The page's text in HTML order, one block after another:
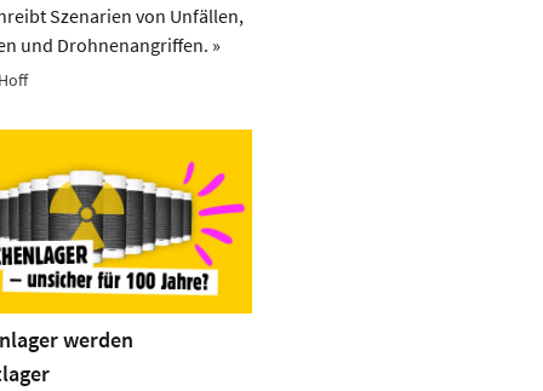
Szenarien von Unfällen,
und Drohnenangriffen. »
werden